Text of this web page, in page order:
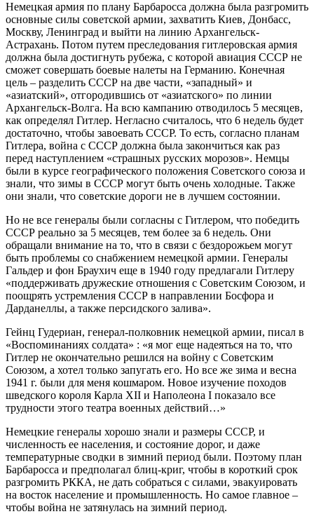
Немецкая армия по плану Барбаросса должна была разгромить
основные силы советской армии, захватить Киев, Донбасс,
Москву, Ленинград и выйти на линию Архангельск-
Астрахань. Потом путем преследования гитлеровская армия
должна была достигнуть рубежа, с которой авиация СССР не
сможет совершать боевые налеты на Германию. Конечная
цель – разделить СССР на две части, «западный» и
«азиатский», отгородившись от «азиатского» по линии
Архангельск-Волга. На всю кампанию отводилось 5 месяцев,
как определял Гитлер. Негласно считалось, что 6 недель будет
достаточно, чтобы завоевать СССР. То есть, согласно планам
Гитлера, война с СССР должна была закончиться как раз
перед наступлением «страшных русских морозов». Немцы
были в курсе географического положения Советского союза и
знали, что зимы в СССР могут быть очень холодные. Также
они знали, что советские дороги не в лучшем состоянии.
Но не все генералы были согласны с Гитлером, что победить
СССР реально за 5 месяцев, тем более за 6 недель. Они
обращали внимание на то, что в связи с бездорожьем могут
быть проблемы со снабжением немецкой армии. Генералы
Гальдер и фон Браухич еще в 1940 году предлагали Гитлеру
«поддерживать дружеские отношения с Советским Союзом, и
поощрять устремления СССР в направлении Босфора и
Дарданеллы, а также персидского залива».
Гейнц Гудериан, генерал-полковник немецкой армии, писал в
«Воспоминаниях солдата» : «я мог еще надеяться на то, что
Гитлер не окончательно решился на войну с Советским
Союзом, а хотел только запугать его. Но все же зима и весна
1941 г. были для меня кошмаром. Новое изучение походов
шведского короля Карла XII и Наполеона I показало все
трудности этого театра военных действий…»
Немецкие генералы хорошо знали и размеры СССР, и
численность ее населения, и состояние дорог, и даже
температурные сводки в зимний период были. Поэтому план
Барбаросса и предполагал блиц-криг, чтобы в короткий срок
разгромить РККА, не дать собраться с силами, эвакуировать
на восток население и промышленность. Но самое главное –
чтобы война не затянулась на зимний период.